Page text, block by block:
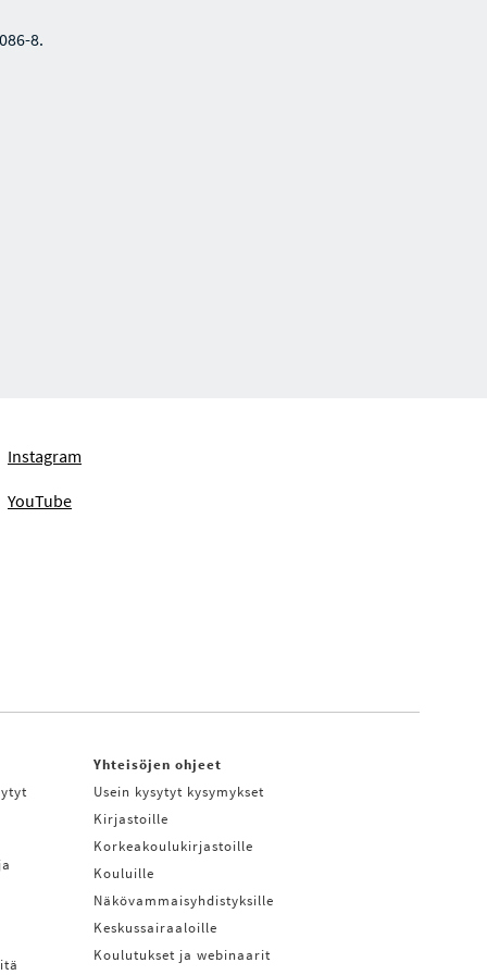
8.
Instagram
YouTube
Yhteisöjen ohjeet
Usein kysytyt kysymykset
Kirjastoille
Korkeakoulukirjastoille
Kouluille
Näkövammaisyhdistyksille
Keskussairaaloille
Koulutukset ja webinaarit